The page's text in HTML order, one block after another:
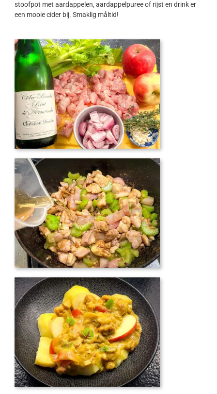
stoofpot met aardappelen, aardappelpuree of rijst en drink er
een mooie cider bij. Smaklig måltid!